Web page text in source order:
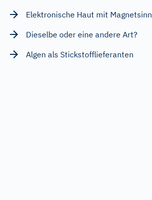
Elektronische Haut mit Magnetsinn
Dieselbe oder eine andere Art?
Algen als Stickstofflieferanten